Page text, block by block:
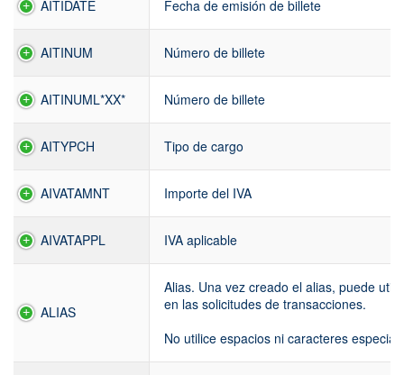
AITIDATE Fecha de emisión de billete
AITINUM Número de billete
AITINUML*XX* Número de billete
AITYPCH Tipo de cargo
AIVATAMNT Importe del IVA
AIVATAPPL IVA aplicable
ALIAS
Alias. Una vez creado el alias, puede
en las solicitudes de transacciones.
No utilice espacios ni caracteres